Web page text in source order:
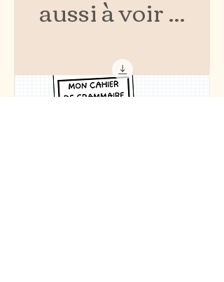
aussi à voir ...